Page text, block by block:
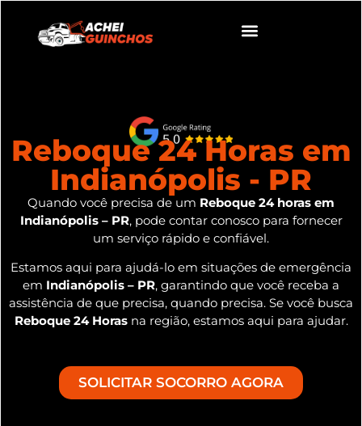
Reboque 24 Horas em
Indianópolis - PR
Quando você precisa de um Reboque 24 horas em
Indianópolis – PR, pode contar conosco para fornecer
um serviço rápido e confiável.
Estamos aqui para ajudá-lo em situações de emergência
em Indianópolis – PR, garantindo que você receba a
assistência de que precisa, quando precisa. Se você busca
Reboque 24 Horasna região, estamos aqui para ajudar.
SOLICITAR SOCORRO AGORA